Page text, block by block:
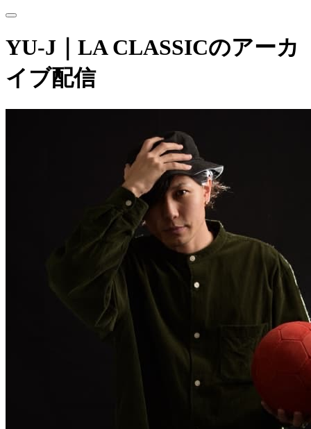
YU-J｜LA CLASSICのアーカ
イブ配信